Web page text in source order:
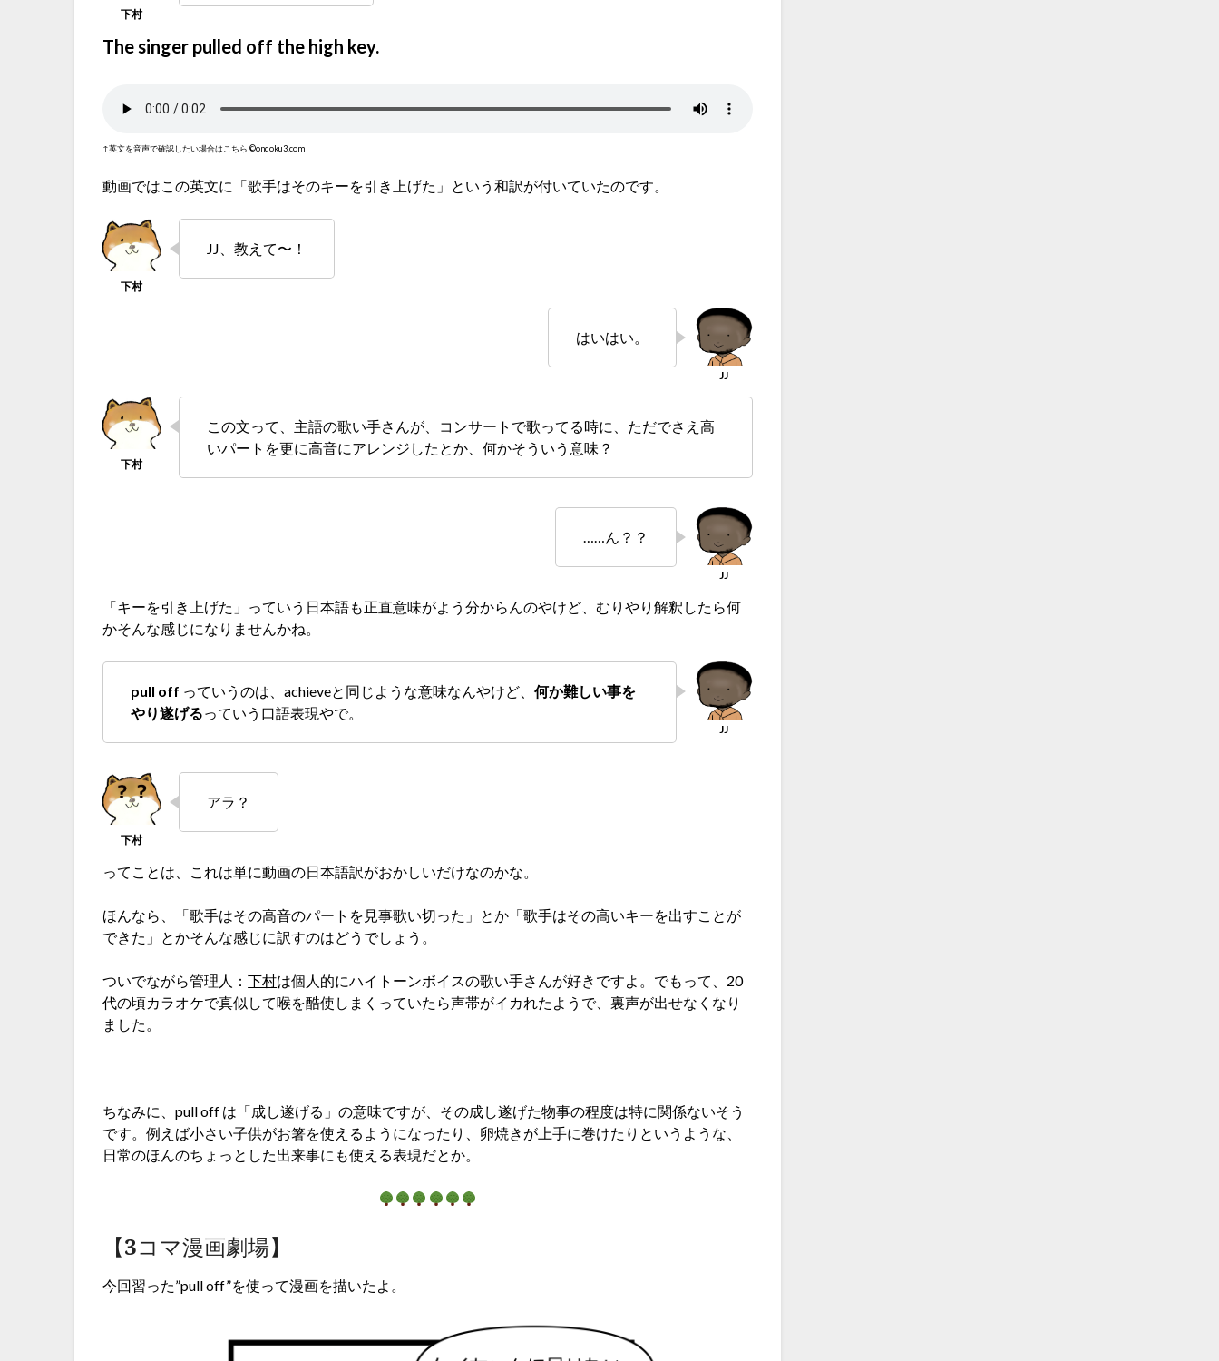
The singer pulled off the high key.
↑英文を音声で確認したい場合はこちら ©ondoku3.com
動画ではこの英文に「歌手はそのキーを引き上げた」という和訳が付いていたのです。
JJ、教えて〜！
はいはい。
この文って、主語の歌い手さんが、コンサートで歌ってる時に、ただでさえ高
いパートを更に高音にアレンジしたとか、何かそういう意味？
……ん？？
「キーを引き上げた」っていう日本語も正直意味がよう分からんのやけど、むりやり解釈したら何
かそんな感じになりませんかね。
pull off っていうのは、achieveと同じような意味なんやけど、何か難しい事を
やり遂げるっていう口語表現やで。
アラ？
ってことは、これは単に動画の日本語訳がおかしいだけなのかな。
ほんなら、「歌手はその高音のパートを見事歌い切った」とか「歌手はその高いキーを出すことが
できた」とかそんな感じに訳すのはどうでしょう。
ついでながら管理人：下村は個人的にハイトーンボイスの歌い手さんが好きですよ。でもって、20
代の頃カラオケで真似して喉を酷使しまくっていたら声帯がイカれたようで、裏声が出せなくなり
ました。
ちなみに、pull off は「成し遂げる」の意味ですが、その成し遂げた物事の程度は特に関係ないそう
です。例えば小さい子供がお箸を使えるようになったり、卵焼きが上手に巻けたりというような、
日常のほんのちょっとした出来事にも使える表現だとか。
【3コマ漫画劇場】
今回習った”pull off”を使って漫画を描いたよ。